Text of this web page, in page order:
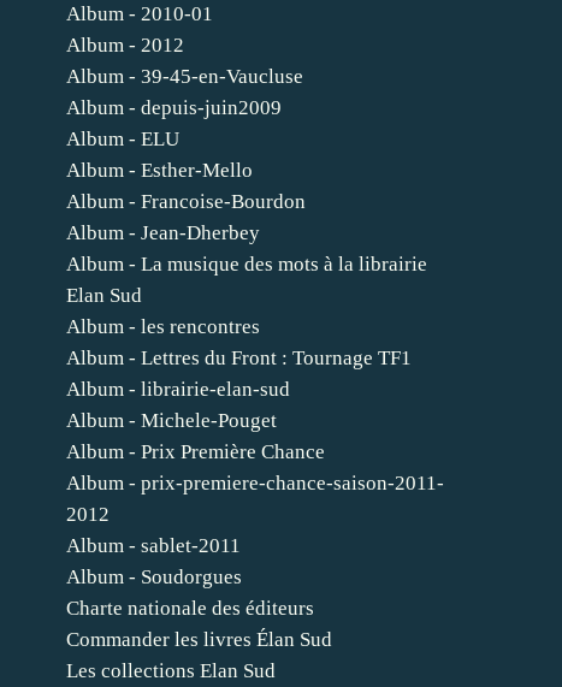
Album - 2010-01
Album - 2012
Album - 39-45-en-Vaucluse
Album - depuis-juin2009
Album - ELU
Album - Esther-Mello
Album - Francoise-Bourdon
Album - Jean-Dherbey
Album - La musique des mots à la librairie
Elan Sud
Album - les rencontres
Album - Lettres du Front : Tournage TF1
Album - librairie-elan-sud
Album - Michele-Pouget
Album - Prix Première Chance
Album - prix-premiere-chance-saison-2011-
2012
Album - sablet-2011
Album - Soudorgues
Charte nationale des éditeurs
Commander les livres Élan Sud
Les collections Elan Sud